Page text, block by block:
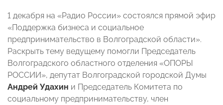
1 декабря на «Радио России» состоялся прямой эфир
«Поддержка бизнеса и социальное
предпринимательство в Волгоградской области».
Раскрыть тему ведущему помогли Председатель
Волгоградского областного отделения «ОПОРЫ
РОССИИ», депутат Волгоградской городской Думы
Андрей Удахин и Председатель Комитета по
социальному предпринимательству, член